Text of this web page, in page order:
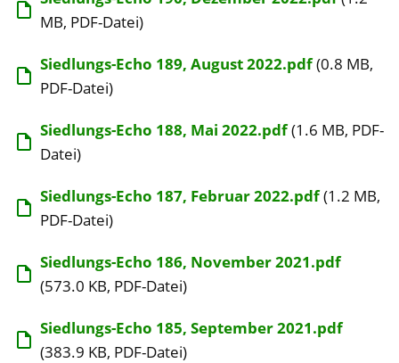
MB, PDF-Datei)
Siedlungs-Echo 189, August 2022.pdf(0.8 MB,
PDF-Datei)
Siedlungs-Echo 188, Mai 2022.pdf(1.6 MB, PDF-
Datei)
Siedlungs-Echo 187, Februar 2022.pdf(1.2 MB,
PDF-Datei)
Siedlungs-Echo 186, November 2021.pdf
(573.0 KB, PDF-Datei)
Siedlungs-Echo 185, September 2021.pdf
(383.9 KB, PDF-Datei)